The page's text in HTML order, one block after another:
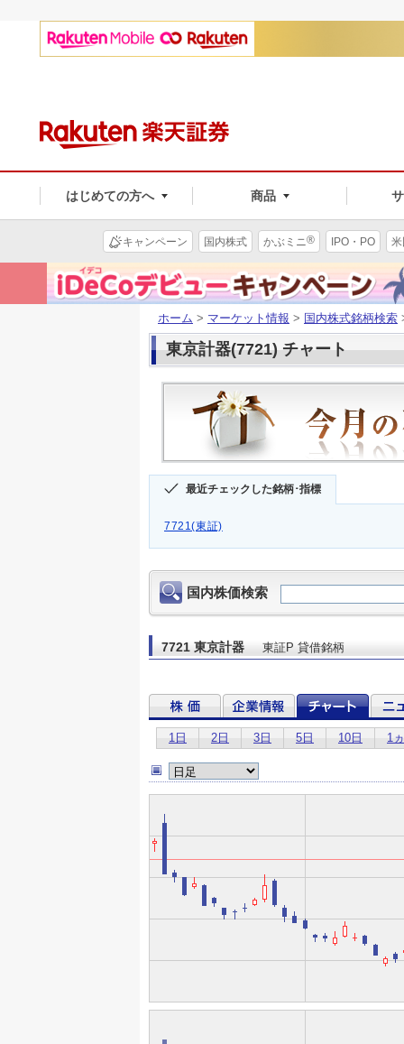
はじめての方へ 商品
キャンペーン 国内株式 かぶミニ® IPO・PO
ホーム > マーケット情報 > 国内株式銘柄検索
東京計器(7721) チャート
最近チェックした銘柄･指標
7721(東証)